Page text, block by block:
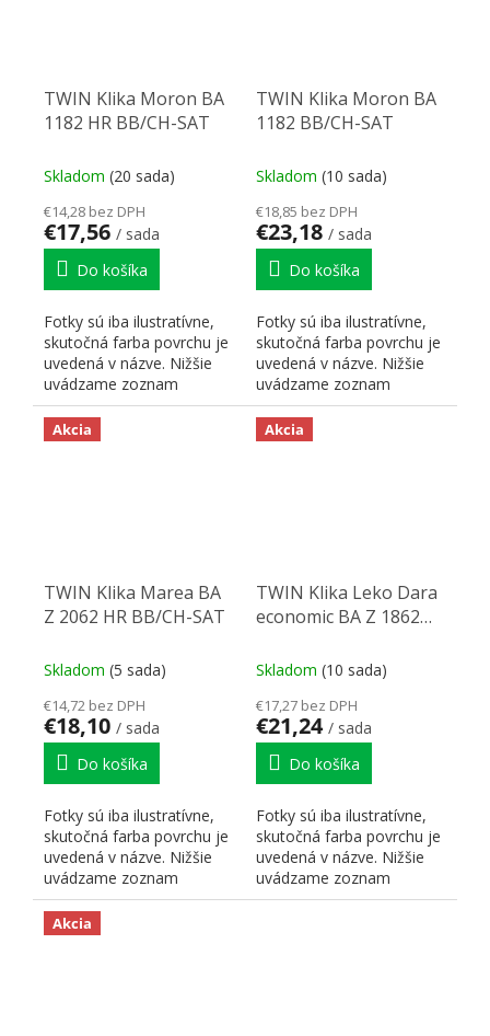
TWIN Klika Moron BA
1182 HR BB/CH-SAT
Skladom (20 sada)
€14,28 bez DPH
€17,56 / sada
Do košíka
Fotky sú iba ilustratívne,
skutočná farba povrchu je
uvedená v názve. Nižšie
uvádzame zoznam
skratiek pre lepšiu...
TWIN Klika Moron BA
1182 BB/CH-SAT
Skladom (10 sada)
€18,85 bez DPH
€23,18 / sada
Do košíka
Fotky sú iba ilustratívne,
skutočná farba povrchu je
uvedená v názve. Nižšie
uvádzame zoznam
skratiek pre lepšiu...
Akcia
TWIN Klika Marea BA
Z 2062 HR BB/CH-SAT
Skladom (5 sada)
€14,72 bez DPH
€18,10 / sada
Do košíka
Fotky sú iba ilustratívne,
skutočná farba povrchu je
uvedená v názve. Nižšie
uvádzame zoznam
skratiek pre lepšiu...
Akcia
TWIN Klika Leko Dara
economic BA Z 1862
Skladom (10 sada)
€17,27 bez DPH
€21,24 / sada
Do košíka
Fotky sú iba ilustratívne,
skutočná farba povrchu je
uvedená v názve. Nižšie
uvádzame zoznam
skratiek pre lepšiu...
Akcia